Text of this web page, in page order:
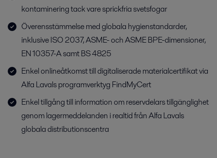
kontaminering tack vare sprickfria svetsfogar
Överensstämmelse med globala hygienstandarder,
inklusive ISO 2037, ASME- och ASME BPE-dimensioner,
EN 10357-A samt BS 4825
Enkel onlineåtkomst till digitaliserade materialcertifikat via
Alfa Lavals programverktyg FindMyCert
Enkel tillgång till information om reservdelars tillgänglighet
genom lagermeddelanden i realtid från Alfa Lavals
globala distributionscentra